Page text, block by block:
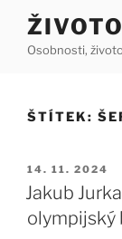
Přejít
obsahuOsobnosti,
ŠTÍTEK:
PUBLIKOVÁNO
14. 11. 2024
Jakub
olympijský